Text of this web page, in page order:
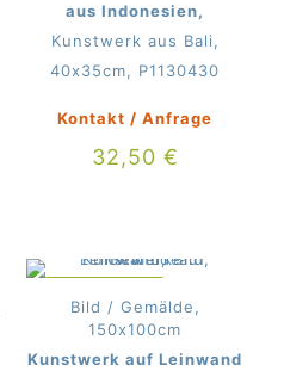
aus Indonesien,
Kunstwerk aus Bali,
40x35cm, P1130430
Kontakt / Anfrage
32,50 €
Bild / Gemälde,
150x100cm
Kunstwerk auf Leinwand